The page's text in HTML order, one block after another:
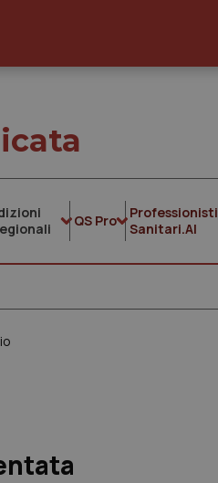
QS Pro
Professionisti
Sanitari.AI